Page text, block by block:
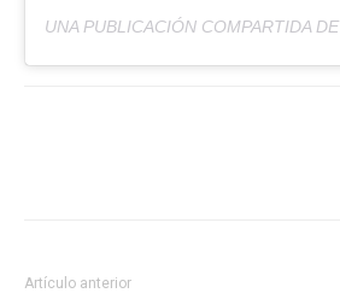
UNA PUBLICACIÓN COMPARTIDA DE
Artículo anterior